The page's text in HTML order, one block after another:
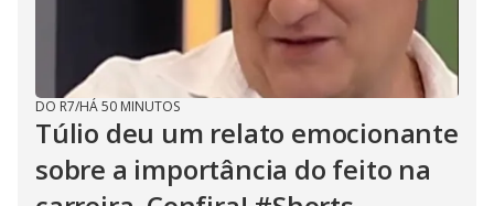
DO R7/HÁ 50 MINUTOS
Túlio deu um relato emocionante
sobre a importância do feito na